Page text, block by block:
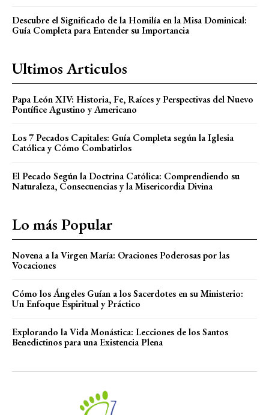
Descubre el Significado de la Homilía en la Misa Dominical:
Guía Completa para Entender su Importancia
Ultimos Articulos
Papa León XIV: Historia, Fe, Raíces y Perspectivas del Nuevo
Pontífice Agustino y Americano
Los 7 Pecados Capitales: Guía Completa según la Iglesia
Católica y Cómo Combatirlos
El Pecado Según la Doctrina Católica: Comprendiendo su
Naturaleza, Consecuencias y la Misericordia Divina
Lo más Popular
Novena a la Virgen María: Oraciones Poderosas por las
Vocaciones
Cómo los Ángeles Guían a los Sacerdotes en su Ministerio:
Un Enfoque Espiritual y Práctico
Explorando la Vida Monástica: Lecciones de los Santos
Benedictinos para una Existencia Plena